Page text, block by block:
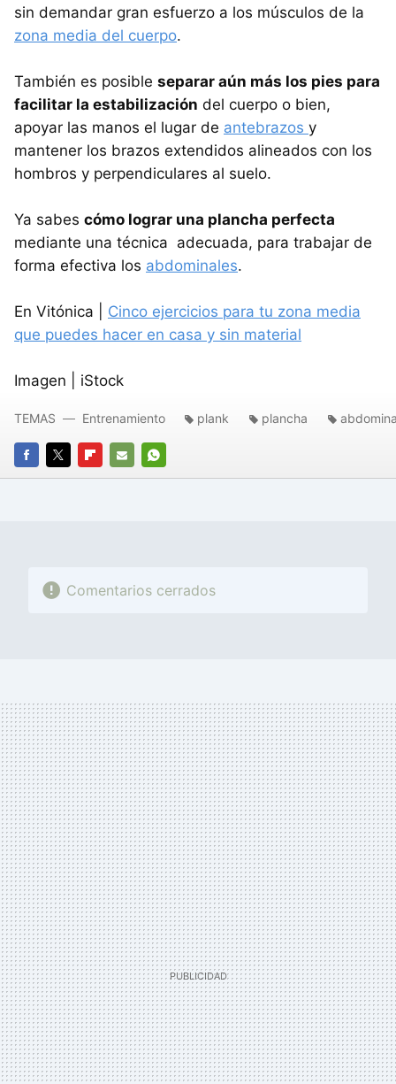
sin demandar gran esfuerzo a los músculos de la
zona media del cuerpo.
También es posible separar aún más los pies para
facilitar la estabilización del cuerpo o bien,
apoyar las manos el lugar de antebrazos y
mantener los brazos extendidos alineados con los
hombros y perpendiculares al suelo.
Ya sabes cómo lograr una plancha perfecta
mediante una técnica adecuada, para trabajar de
forma efectiva los abdominales.
En Vitónica | Cinco ejercicios para tu zona media
que puedes hacer en casa y sin material
Imagen | iStock
FACEBOOK
TWITTERFLIPBOARD
E-
WHATSAPP
TEMAS Entrenamiento plank plancha
Comentarios cerrados